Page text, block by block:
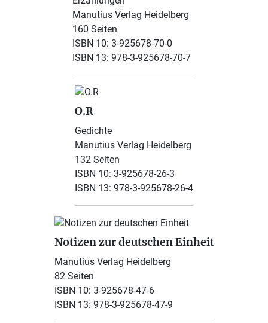
Manutius Verlag Heidelberg
160 Seiten
ISBN 10: 3-925678-70-0
ISBN 13: 978-3-925678-70-7
O.R
Gedichte
Manutius Verlag Heidelberg
132 Seiten
ISBN 10: 3-925678-26-3
ISBN 13: 978-3-925678-26-4
Notizen zur deutschen Einheit
Manutius Verlag Heidelberg
82 Seiten
ISBN 10: 3-925678-47-6
ISBN 13: 978-3-925678-47-9